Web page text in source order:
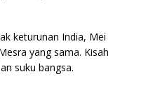
keturunan India, Mei
yang sama. Kisah
suku bangsa.